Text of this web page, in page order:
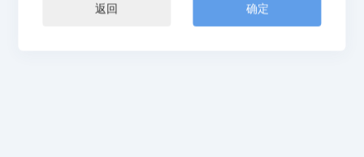
返回 确定